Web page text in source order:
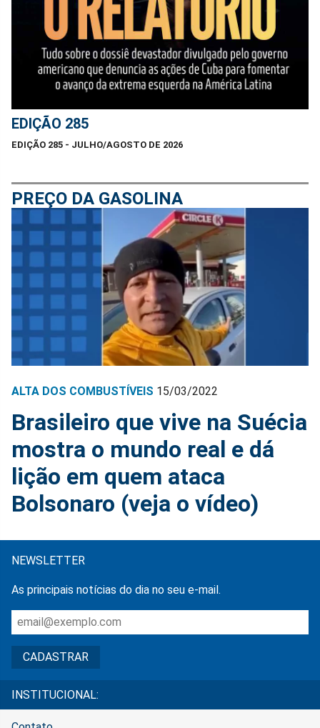
EDIÇÃO 285
EDIÇÃO 285 - JULHO/AGOSTO DE 2026
PREÇO DA GASOLINA
ALTA DOS COMBUSTÍVEIS 15/03/2022
Brasileiro que vive na Suécia
mostra o mundo real e dá
lição em quem ataca
Bolsonaro (veja o vídeo)
NEWSLETTER
As principais notícias do dia no seu e-mail.
INSTITUCIONAL: